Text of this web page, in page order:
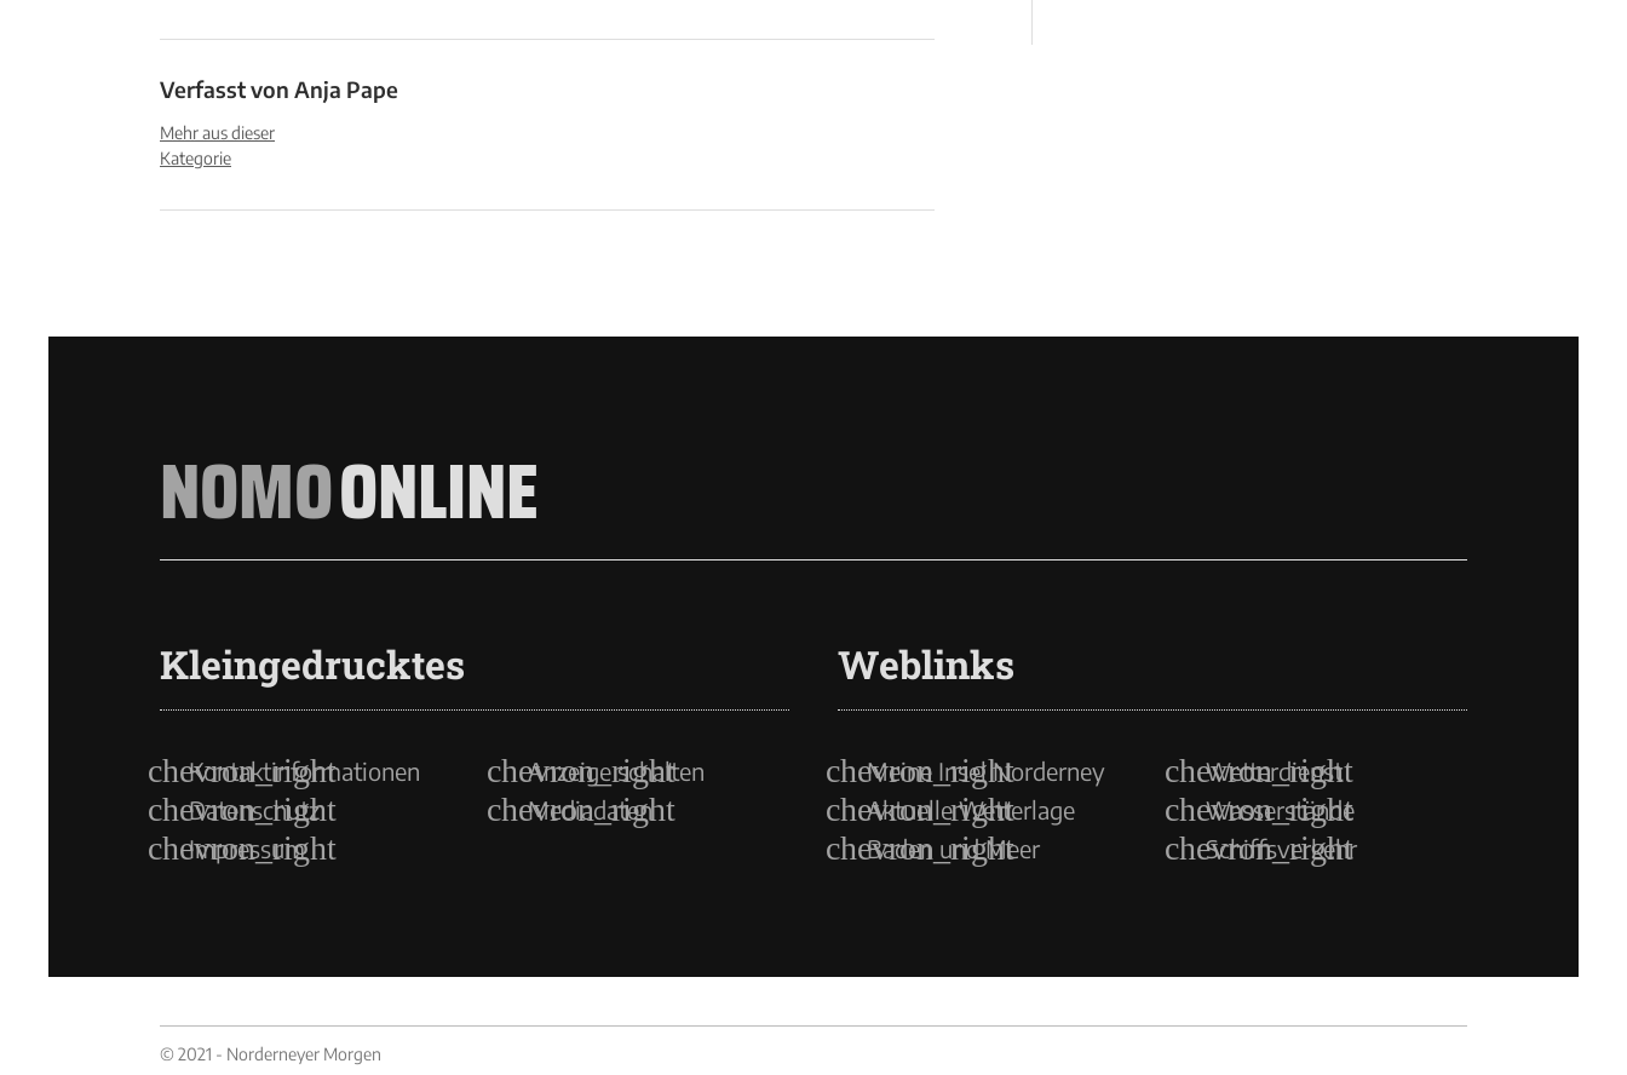
Verfasst von Anja Pape
Mehr aus dieser
Kategorie
NOMOONLINE
Kleingedrucktes
Kontaktinformationen
Datenschutz
Impressum
Anzeige schalten
Mediadaten
Weblinks
Meine Insel Norderney
Aktuelle Wetterlage
Baden und Meer
Wetterdienst
Wasserstände
Schiffsverkehr
© 2021 - Norderneyer Morgen